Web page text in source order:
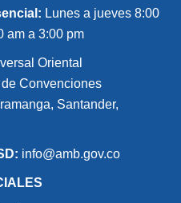
Lunes a jueves 8:00
am a 3:00 pm
Oriental
Convenciones
Santander,
info@amb.gov.co